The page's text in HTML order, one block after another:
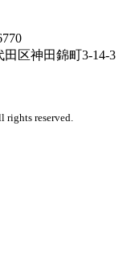
田区神田錦町3-14-3
rights reserved.